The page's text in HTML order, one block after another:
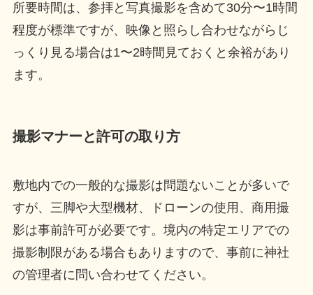
所要時間は、参拝と写真撮影を含めて30分〜1時間
程度が標準ですが、映像と照らし合わせながらじ
っくり見る場合は1〜2時間見ておくと余裕があり
ます。
撮影マナーと許可の取り方
敷地内での一般的な撮影は問題ないことが多いで
すが、三脚や大型機材、ドローンの使用、商用撮
影は事前許可が必要です。境内の特定エリアでの
撮影制限がある場合もありますので、事前に神社
の管理者に問い合わせてください。